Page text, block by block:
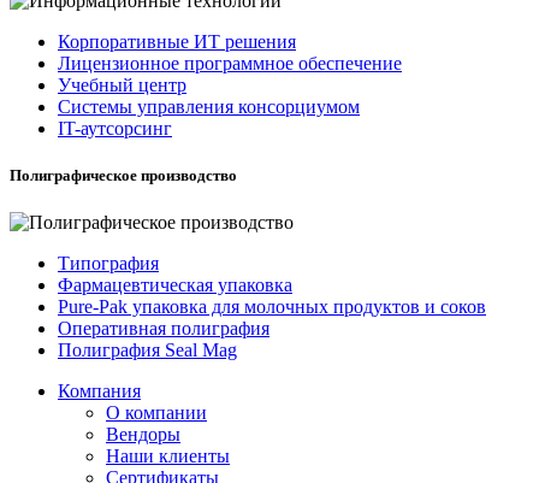
Корпоративные ИТ решения
Лицензионное программное обеспечение
Учебный центр
Системы управления консорциумом
IT-аутсорсинг
Полиграфическое производство
Типография
Фармацевтическая упаковка
Pure-Pak упаковка для молочных продуктов и соков
Оперативная полиграфия
Полиграфия Seal Mag
Компания
О компании
Вендоры
Наши клиенты
Сертификаты